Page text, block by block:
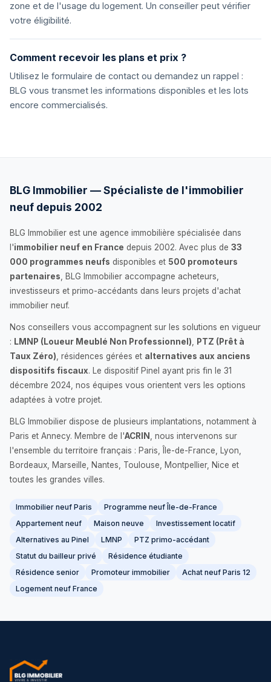
zone et de l'usage du logement. Un conseiller peut vérifier
votre éligibilité.
Comment recevoir les plans et prix ?
Utilisez le formulaire de contact ou demandez un rappel :
BLG vous transmet les informations disponibles et les lots
encore commercialisés.
BLG Immobilier — Spécialiste de l'immobilier
neuf depuis 2002
BLG Immobilier est une agence immobilière spécialisée dans
l'immobilier neuf en France depuis 2002. Avec plus de 33
000 programmes neufs disponibles et 500 promoteurs
partenaires , BLG Immobilier accompagne acheteurs,
investisseurs et primo-accédants dans leurs projets d'achat
immobilier neuf.
Nos conseillers vous accompagnent sur les solutions en vigueur
: LMNP (Loueur Meublé Non Professionnel)
PTZ (Prêt à
Taux Zéro) , résidences gérées et alternatives aux anciens
dispositifs fiscaux. Le dispositif Pinel ayant pris fin le 31
décembre 2024, nos équipes vous orientent vers les options
adaptées à votre projet.
BLG Immobilier dispose de plusieurs implantations, notamment à
Paris et Annecy. Membre de l'ACRIN
, nous intervenons sur
l'ensemble du territoire français : Paris, Île-de-France, Lyon,
Bordeaux, Marseille, Nantes, Toulouse, Montpellier, Nice et
toutes les grandes villes.
Immobilier neuf Paris
Programme neuf Île-de-France
Appartement neuf
Maison neuve
Investissement locatif
Alternatives au Pinel
LMNP
PTZ primo-accédant
Statut du bailleur privé
Résidence étudiante
Résidence senior
Promoteur immobilier
Achat neuf Paris 12
Logement neuf France